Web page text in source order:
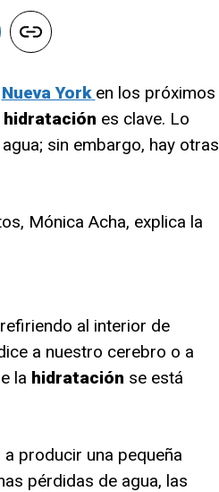
Nueva York en los próximos
hidratación es clave. Lo
sin embargo, hay otras
Mónica Acha, explica la
al interior de
a nuestro cerebro o a
la hidratación se está
producir una pequeña
pérdidas de agua, las